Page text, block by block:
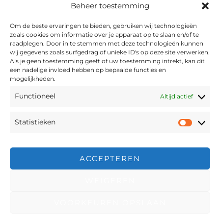
Beheer toestemming
Om de beste ervaringen te bieden, gebruiken wij technologieën
zoals cookies om informatie over je apparaat op te slaan en/of te
raadplegen. Door in te stemmen met deze technologieën kunnen
wij gegevens zoals surfgedrag of unieke ID's op deze site verwerken.
Als je geen toestemming geeft of uw toestemming intrekt, kan dit
een nadelige invloed hebben op bepaalde functies en
mogelijkheden.
Functioneel Altijd actief
Statistieken
ACCEPTEREN
Laat u inspireren door de
chefs van Envy
NEEM CONTACT OP